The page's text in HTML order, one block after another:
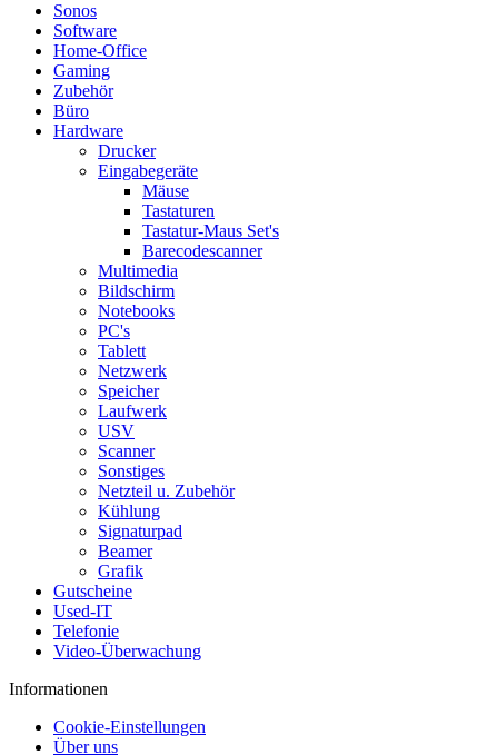
Sonos
Software
Home-Office
Gaming
Zubehör
Büro
Hardware
Drucker
Eingabegeräte
Mäuse
Tastaturen
Tastatur-Maus Set's
Barecodescanner
Multimedia
Bildschirm
Notebooks
PC's
Tablett
Netzwerk
Speicher
Laufwerk
USV
Scanner
Sonstiges
Netzteil u. Zubehör
Kühlung
Signaturpad
Beamer
Grafik
Gutscheine
Used-IT
Telefonie
Video-Überwachung
Informationen
Cookie-Einstellungen
Über uns